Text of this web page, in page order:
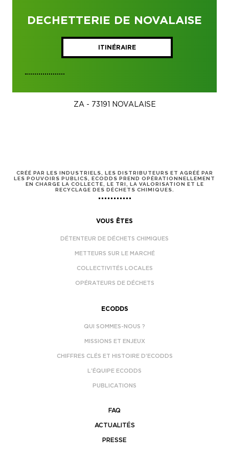
DECHETTERIE DE NOVALAISE
ITINÉRAIRE
ZA - 73191 NOVALAISE
CRÉÉ PAR LES INDUSTRIELS, LES DISTRIBUTEURS ET AGRÉÉ PAR
LES POUVOIRS PUBLICS, ECODDS PREND OPÉRATIONNELLEMENT
EN CHARGE LA COLLECTE, LE TRI, LA VALORISATION ET LE
RECYCLAGE DES DÉCHETS CHIMIQUES.
VOUS ÊTES
DÉTENTEUR DE DÉCHETS CHIMIQUES
METTEURS SUR LE MARCHÉ
COLLECTIVITÉS LOCALES
OPÉRATEURS DE DÉCHETS
ECODDS
QUI SOMMES-NOUS ?
MISSIONS ET ENJEUX
CHIFFRES CLÉS ET HISTOIRE D’ECODDS
L’ÉQUIPE ECODDS
PUBLICATIONS
FAQ
ACTUALITÉS
PRESSE